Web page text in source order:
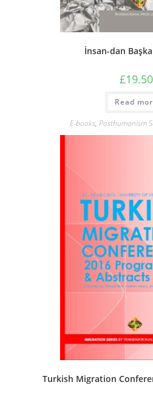
İnsan-dan
£19.50
Read
E-books, Posthumanism
Turkish Migration